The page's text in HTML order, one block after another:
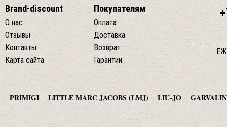
Brand-discount
О нас
Отзывы
Контакты
Карта сайта
Покупателям
Оплата
Доставка
Возврат
Гарантии
PRIMIGI LITTLE MARC JACOBS (LMJ) LIU-JO GARVALIN
AGATHA RUIZ DE LA PRADA TO BE TOO ADD JO NO FUI